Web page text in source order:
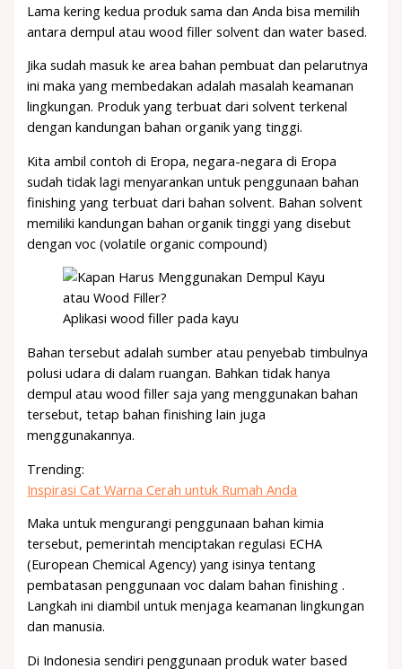
Lama kering kedua produk sama dan Anda bisa memilih
antara dempul atau wood filler solvent dan water based.
Jika sudah masuk ke area bahan pembuat dan pelarutnya
ini maka yang membedakan adalah masalah keamanan
lingkungan. Produk yang terbuat dari solvent terkenal
dengan kandungan bahan organik yang tinggi.
Kita ambil contoh di Eropa, negara-negara di Eropa
sudah tidak lagi menyarankan untuk penggunaan bahan
finishing yang terbuat dari bahan solvent. Bahan solvent
memiliki kandungan bahan organik tinggi yang disebut
dengan voc (volatile organic compound)
Aplikasi wood filler pada kayu
Bahan tersebut adalah sumber atau penyebab timbulnya
polusi udara di dalam ruangan. Bahkan tidak hanya
dempul atau wood filler saja yang menggunakan bahan
tersebut, tetap bahan finishing lain juga
menggunakannya.
Trending:
Inspirasi Cat Warna Cerah untuk Rumah Anda
Maka untuk mengurangi penggunaan bahan kimia
tersebut, pemerintah menciptakan regulasi ECHA
(European Chemical Agency) yang isinya tentang
pembatasan penggunaan voc dalam bahan finishing .
Langkah ini diambil untuk menjaga keamanan lingkungan
dan manusia.
Di Indonesia sendiri penggunaan produk water based